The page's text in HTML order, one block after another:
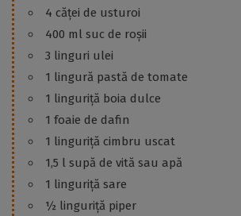
4 căței de usturoi
400 ml suc de roșii
3 linguri ulei
1 lingură pastă de tomate
1 linguriță boia dulce
1 foaie de dafin
1 linguriță cimbru uscat
1,5 l supă de vită sau apă
1 linguriță sare
½ linguriță piper